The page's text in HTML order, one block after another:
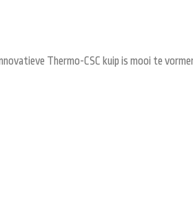
Thermo-CSC kuip is mooi te